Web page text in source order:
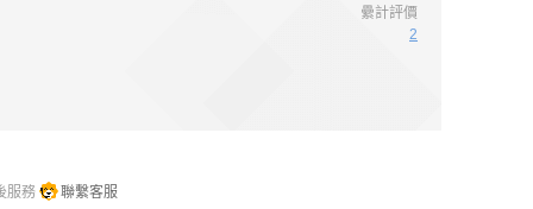
纍計評價
2
服務 聯繫客服